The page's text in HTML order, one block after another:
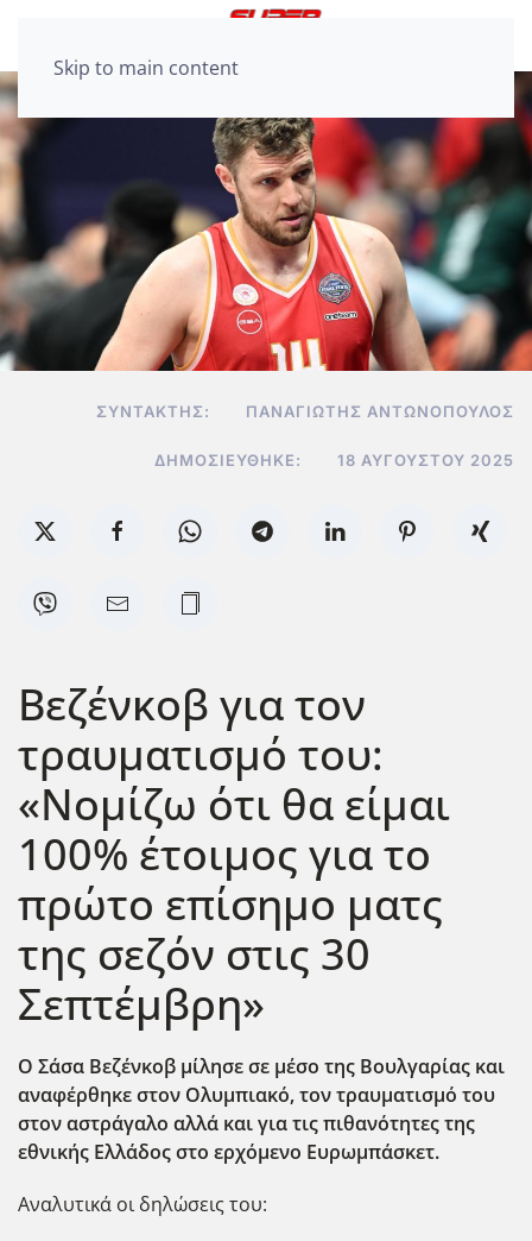
Skip to main content
ΣΥΝΤΆΚΤΗΣ: ΠΑΝΑΓΙΏΤΗΣ ΑΝΤΩΝΌΠΟΥΛΟΣ
ΔΗΜΟΣΙΕΎΘΗΚΕ: 18 ΑΥΓΟΎΣΤΟΥ 2025
Βεζένκοβ για τον
τραυματισμό του:
«Νομίζω ότι θα είμαι
100% έτοιμος για το
πρώτο επίσημο ματς
της σεζόν στις 30
Σεπτέμβρη»
Ο Σάσα Βεζένκοβ μίλησε σε μέσο της Βουλγαρίας και
αναφέρθηκε στον Ολυμπιακό, τον τραυματισμό του
στον αστράγαλο αλλά και για τις πιθανότητες της
εθνικής Ελλάδος στο ερχόμενο Ευρωμπάσκετ.
Αναλυτικά οι δηλώσεις του: